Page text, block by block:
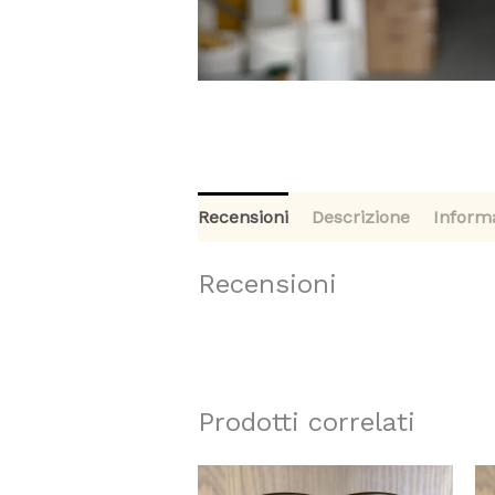
Recensioni Descrizione
Recensioni
Prodotti correlati